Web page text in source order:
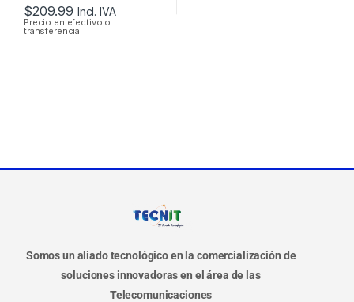
$209.99 Incl. IVA
Precio en efectivo o
transferencia
Somos un aliado tecnológico en la comercialización de
soluciones innovadoras en el área de las
Telecomunicaciones